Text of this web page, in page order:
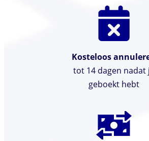
Kosteloos
tot 14 dagen nadat
geboekt hebt